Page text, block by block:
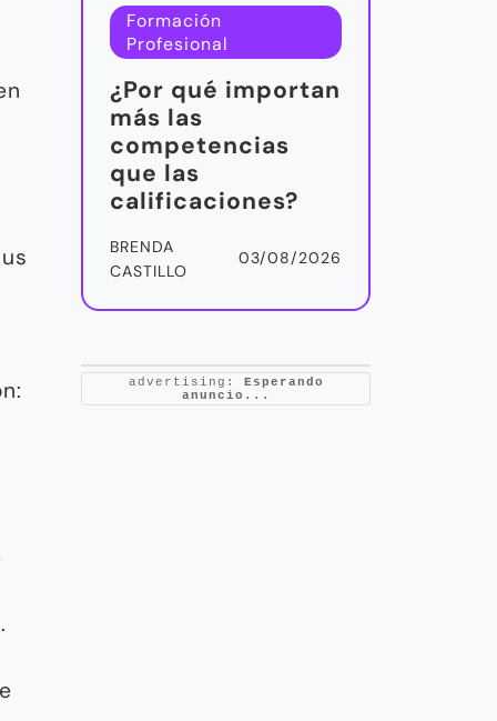
Formación
Profesional
¿Por qué importan
más las
competencias
que las
calificaciones?
BRENDA
CASTILLO
03/08/2026
advertising: Esperando
anuncio...